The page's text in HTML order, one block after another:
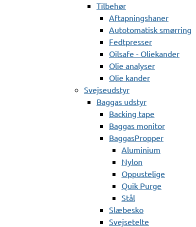
Tilbehør
Aftapningshaner
Autotomatisk smørring
Fedtpresser
Oilsafe - Oliekander
Olie analyser
Olie kander
Svejseudstyr
Baggas udstyr
Backing tape
Baggas monitor
BaggasPropper
Aluminium
Nylon
Oppustelige
Quik Purge
Stål
Slæbesko
Svejsetelte